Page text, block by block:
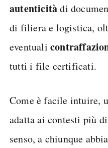
autenticitàdi
di filiera e logistica,
eventuali
tutti i file certificati.
Come è facile intuire,
adatta ai contesti più
senso, a chiunque